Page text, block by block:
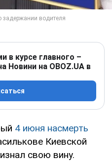
в курсе главного –
Новини на OBOZ.UA в
4 июня насмерть
Киевской
свою вину.